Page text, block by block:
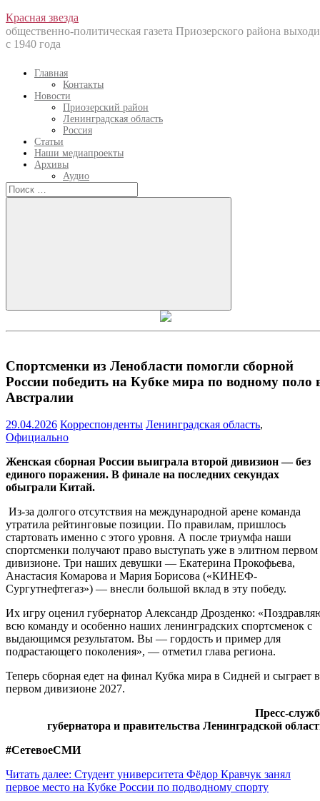
Перейти
к
содержанию
Красная звезда
общественно-политическая газета Приозерского района
с 1940 года
Главная
Контакты
Новости
Приозерский район
Ленинградская область
Россия
Статьи
Наши медиапроекты
Архивы
Аудио
Искать:
Искать
Спортсменки из Ленобласти помогли сборной
России победить на Кубке мира по водному поло
Австралии
29.04.2026 Корреспонденты Ленинградская область,
Официально
Женская сборная России выиграла второй дивизион — без
единого поражения. В финале на последних секундах
обыграли Китай.
Из-за долгого отсутствия на международной арене команда
утратила рейтинговые позиции. По правилам, пришлось
стартовать именно с этого уровня. А после триумфа наши
спортсменки получают право выступать уже в элитном первом
дивизионе. Три наших девушки — Екатерина Прокофьева,
Анастасия Комарова и Мария Борисова («КИНЕФ-
Сургутнефтегаз») — внесли большой вклад в эту победу.
Их игру оценил губернатор Александр Дрозденко:
всю команду и особенно наших ленинградских спортсменок с
выдающимся результатом. Вы — гордость и пример для
подрастающего поколения», — отметил глава региона.
Теперь сборная едет на финал Кубка мира в Сидней и сыграет в
первом дивизионе 2027.
Пресс-
губернатора и правительства Ленинградской
#СетевоеСМИ
Читать далее: Студент университета Фёдор Кравчук занял
первое место на Кубке России по подводному спорту